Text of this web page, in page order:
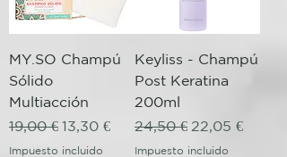
MY.SO Champú
Sólido
Multiacción
Precio
19,00 € Precio de oferta
13,30 €
Impuesto incluido
Keyliss - Champú
Post Keratina
200ml
Precio
24,50 € Precio de
22,05 €
Impuesto incluido